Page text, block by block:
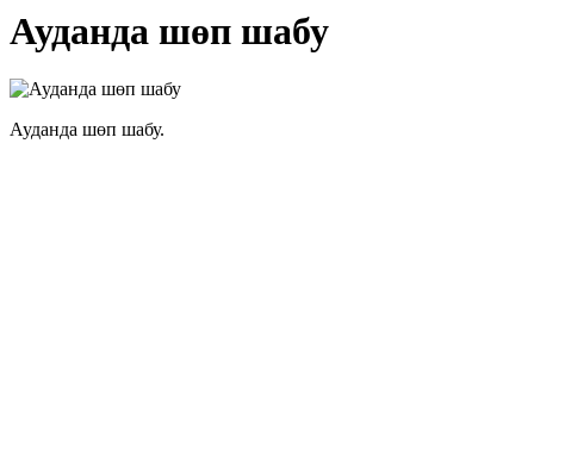
Ауданда шөп шабу
Ауданда шөп шабу.